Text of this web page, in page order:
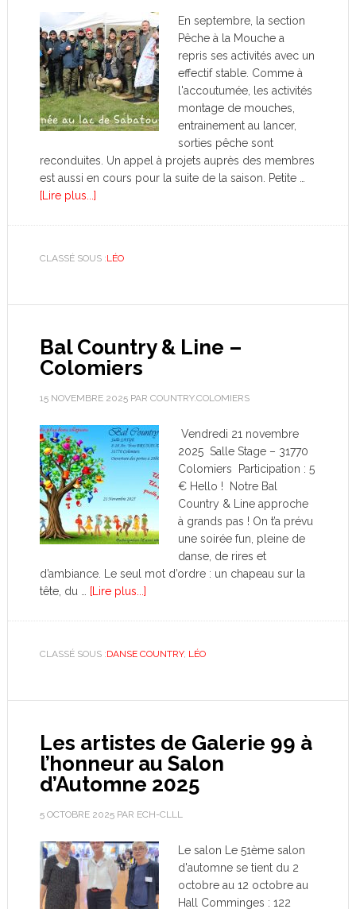
En septembre, la section
Pêche à la Mouche a
repris ses activités avec un
effectif stable. Comme à
l'accoutumée, les activités
montage de mouches,
entrainement au lancer,
sorties pêche sont
reconduites. Un appel à projets auprès des membres
est aussi en cours pour la suite de la saison. Petite …
[Lire plus...]
CLASSÉ SOUS :LÉO
Bal Country & Line –
Colomiers
15 NOVEMBRE 2025PAR COUNTRY.COLOMIERS
Vendredi 21 novembre
2025 Salle Stage – 31770
Colomiers Participation : 5
€ Hello ! Notre Bal
Country & Line approche
à grands pas ! On t’a prévu
une soirée fun, pleine de
danse, de rires et
d’ambiance. Le seul mot d’ordre : un chapeau sur la
tête, du …
[Lire plus...]
CLASSÉ SOUS :DANSE COUNTRY, LÉO
Les artistes de Galerie 99 à
l’honneur au Salon
d’Automne 2025
5 OCTOBRE 2025PAR ECH-CLLL
Le salon Le 51ème salon
d'automne se tient du 2
octobre au 12 octobre au
Hall Comminges : 122